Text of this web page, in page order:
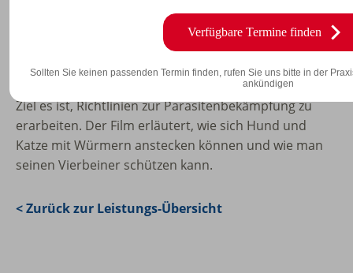
Verfügbare Termine finden
Sollten Sie keinen passenden Termin finden, rufen Sie uns bitte in der
ankündigen
Entwurmungs-Tipps von ESCCAP
Dieses Video wurde uns zur Verfügung gestellt von
, einer unabhängigen Organisation, deren
Ziel es ist, Richtlinien zur Parasitenbekämpfung zu
erarbeiten. Der Film erläutert, wie sich Hund und
Katze mit Würmern anstecken können und wie man
seinen Vierbeiner schützen kann.
< Zurück zur Leistungs-Übersicht